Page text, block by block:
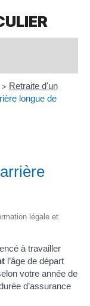
> Retraite d'un
longue de
légale et
à travailler
l’âge de départ
votre année de
d’assurance